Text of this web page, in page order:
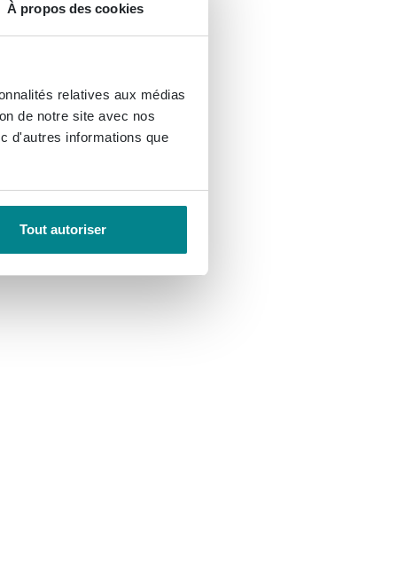
À propos des cookies
relatives aux médias
de notre site avec nos
d'autres informations que
Tout autoriser